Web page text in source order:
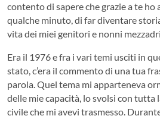
contento di sapere che grazie a te ho
qualche minuto, di far diventare
vita dei miei genitori e nonni
Era il 1976 e fra i vari temi usciti in
stato, c’era il commento di una tua
parola. Quel tema mi apparteneva
delle mie capacità, lo svolsi con tutta
civile che mi avevi trasmesso.